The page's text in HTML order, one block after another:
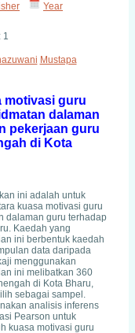
Year
1
Mustapa
motivasi guru
dalaman
pekerjaan guru
di Kota
ini adalah untuk
kuasa motivasi guru
dalaman guru terhadap
Kaedah yang
ini berbentuk kaedah
data daripada
menggunakan
ini melibatkan 360
di Kota Bharu,
sebagai sampel.
analisis inferens
Pearson untuk
kuasa motivasi guru